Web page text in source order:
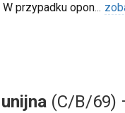
przypadku opon...
(C/B/69)